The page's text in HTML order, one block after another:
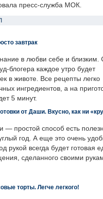
пресс-служба МОК.
завтрак
в любви себе и близким.
блогера каждое утро будет
в животе. Все рецепты легко
ингредиентов, а на
5 минут.
от Даши. Вкусно, как ни
— простой способ есть
год. А еще это очень
рукой всегда будет готовая
сделанного своими
торты. Легче легкого!